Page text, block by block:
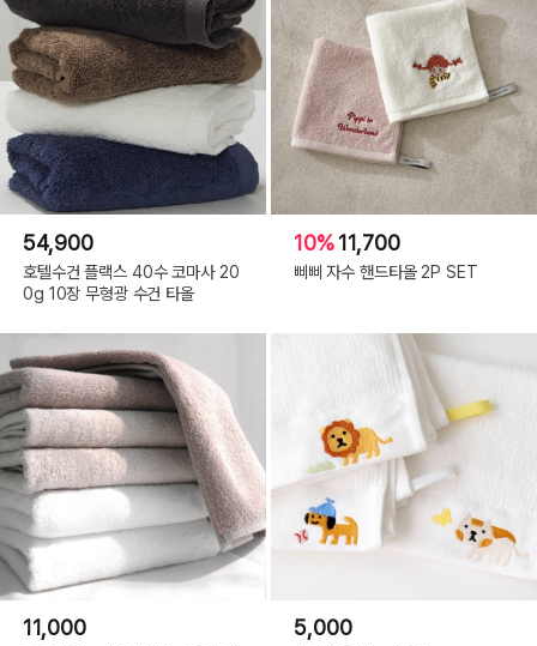
54,900
호텔수건 플랙스 40수 코마사 20
0g 10장 무형광 수건 타올
10%11,700
삐삐 자수 핸드타올 2P SET
11,000 5,000